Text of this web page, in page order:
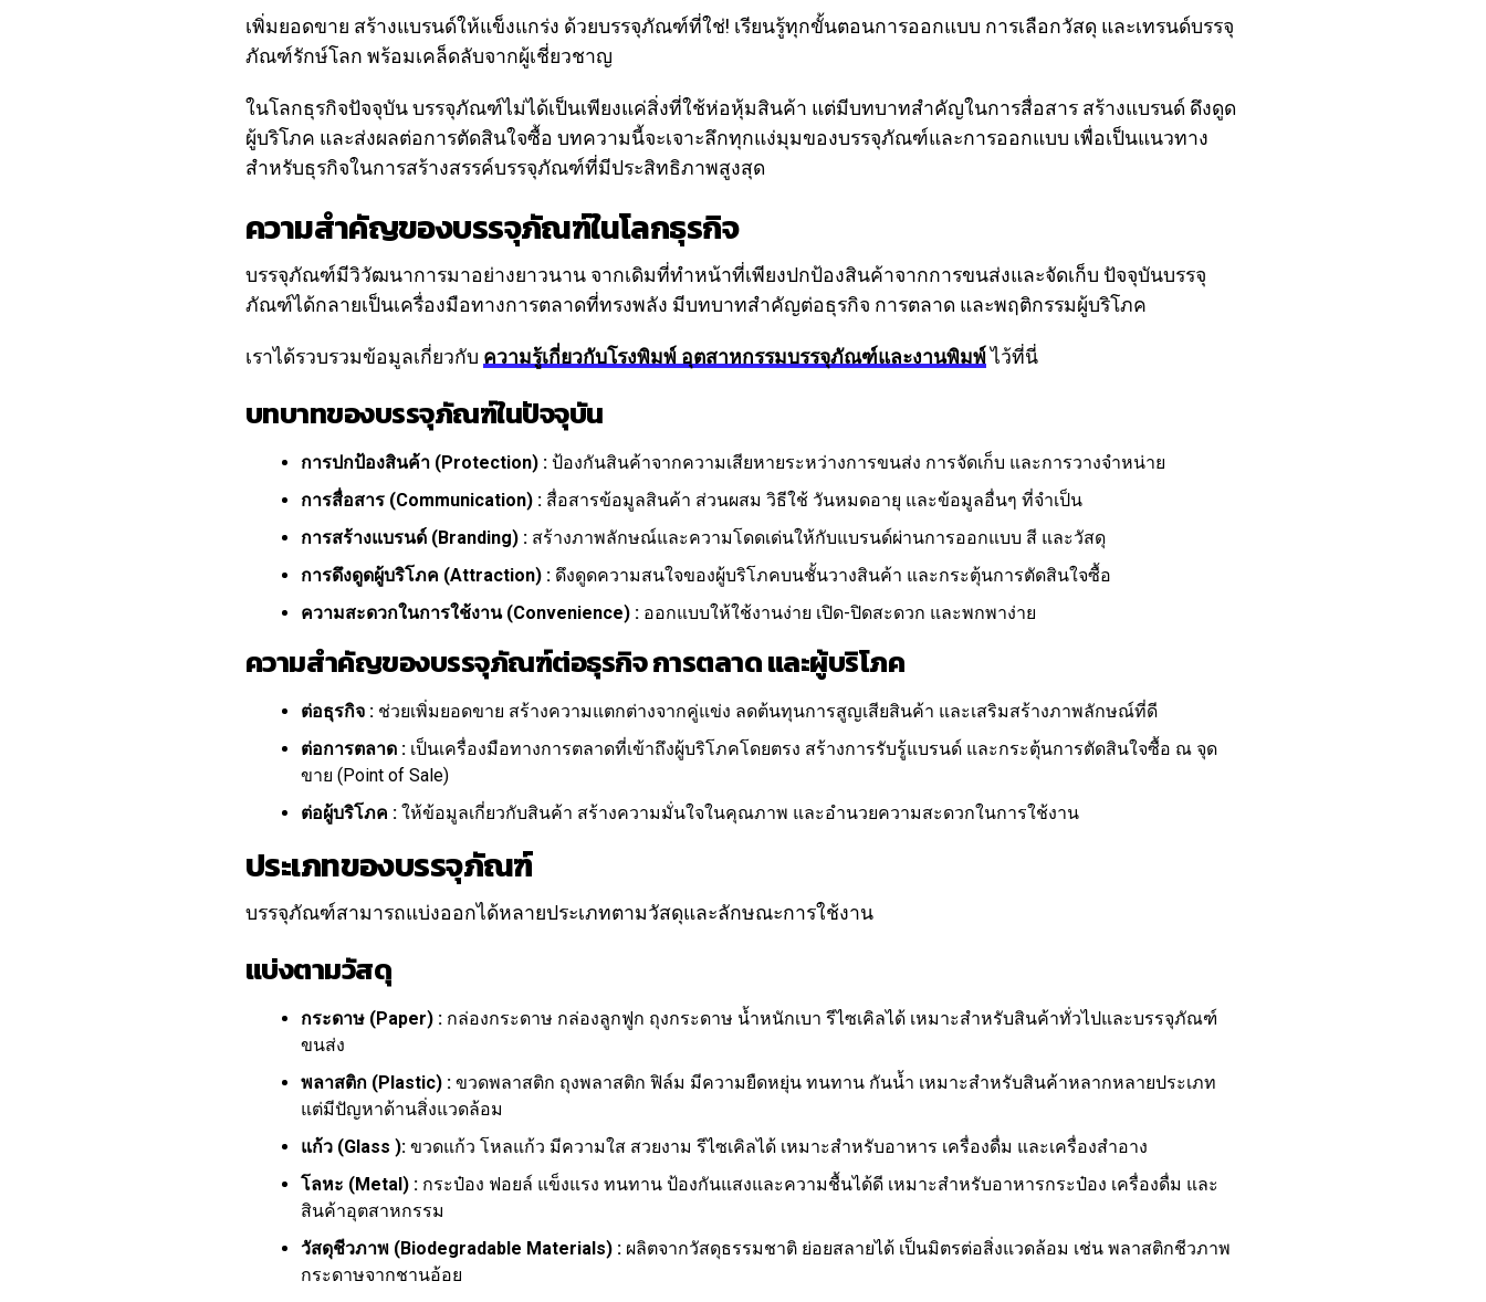
เพิ่มยอดขาย สร้างแบรนด์ให้แข็งแกร่ง ด้วยบรรจุภัณฑ์ที่ใช่! เรียนรู้ทุกขั้นตอนการออกแบบ การเลือกวัสดุ และเทรนด์บรรจุ
ภัณฑ์รักษ์โลก พร้อมเคล็ดลับจากผู้เชี่ยวชาญ
ในโลกธุรกิจปัจจุบัน บรรจุภัณฑ์ไม่ได้เป็นเพียงแค่สิ่งที่ใช้ห่อหุ้มสินค้า แต่มีบทบาทสำคัญในการสื่อสาร สร้างแบรนด์ ดึงดูด
ผู้บริโภค และส่งผลต่อการตัดสินใจซื้อ บทความนี้จะเจาะลึกทุกแง่มุมของบรรจุภัณฑ์และการออกแบบ เพื่อเป็นแนวทาง
สำหรับธุรกิจในการสร้างสรรค์บรรจุภัณฑ์ที่มีประสิทธิภาพสูงสุด
ความสำคัญของบรรจุภัณฑ์ในโลกธุรกิจ
บรรจุภัณฑ์มีวิวัฒนาการมาอย่างยาวนาน จากเดิมที่ทำหน้าที่เพียงปกป้องสินค้าจากการขนส่งและจัดเก็บ ปัจจุบันบรรจุ
ภัณฑ์ได้กลายเป็นเครื่องมือทางการตลาดที่ทรงพลัง มีบทบาทสำคัญต่อธุรกิจ การตลาด และพฤติกรรมผู้บริโภค
เราได้รวบรวมข้อมูลเกี่ยวกับ ความรู้เกี่ยวกับโรงพิมพ์ อุตสาหกรรมบรรจุภัณฑ์และงานพิมพ์ ไว้ที่นี่
บทบาทของบรรจุภัณฑ์ในปัจจุบัน
การปกป้องสินค้า (Protection) : ป้องกันสินค้าจากความเสียหายระหว่างการขนส่ง การจัดเก็บ และการวางจำหน่าย
การสื่อสาร (Communication) : สื่อสารข้อมูลสินค้า ส่วนผสม วิธีใช้ วันหมดอายุ และข้อมูลอื่นๆ ที่จำเป็น
การสร้างแบรนด์ (Branding) : สร้างภาพลักษณ์และความโดดเด่นให้กับแบรนด์ผ่านการออกแบบ สี และวัสดุ
การดึงดูดผู้บริโภค (Attraction) : ดึงดูดความสนใจของผู้บริโภคบนชั้นวางสินค้า และกระตุ้นการตัดสินใจซื้อ
ความสะดวกในการใช้งาน (Convenience) : ออกแบบให้ใช้งานง่าย เปิด-ปิดสะดวก และพกพาง่าย
ความสำคัญของบรรจุภัณฑ์ต่อธุรกิจ การตลาด และผู้บริโภค
ต่อธุรกิจ : ช่วยเพิ่มยอดขาย สร้างความแตกต่างจากคู่แข่ง ลดต้นทุนการสูญเสียสินค้า และเสริมสร้างภาพลักษณ์ที่ดี
ต่อการตลาด : เป็นเครื่องมือทางการตลาดที่เข้าถึงผู้บริโภคโดยตรง สร้างการรับรู้แบรนด์ และกระตุ้นการตัดสินใจซื้อ ณ จุด
ขาย (Point of Sale)
ต่อผู้บริโภค : ให้ข้อมูลเกี่ยวกับสินค้า สร้างความมั่นใจในคุณภาพ และอำนวยความสะดวกในการใช้งาน
ประเภทของบรรจุภัณฑ์
บรรจุภัณฑ์สามารถแบ่งออกได้หลายประเภทตามวัสดุและลักษณะการใช้งาน
แบ่งตามวัสดุ
กระดาษ (Paper) : กล่องกระดาษ กล่องลูกฟูก ถุงกระดาษ น้ำหนักเบา รีไซเคิลได้ เหมาะสำหรับสินค้าทั่วไปและบรรจุภัณฑ์
ขนส่ง
พลาสติก (Plastic) : ขวดพลาสติก ถุงพลาสติก ฟิล์ม มีความยืดหยุ่น ทนทาน กันน้ำ เหมาะสำหรับสินค้าหลากหลายประเภท
แต่มีปัญหาด้านสิ่งแวดล้อม
แก้ว (Glass ): ขวดแก้ว โหลแก้ว มีความใส สวยงาม รีไซเคิลได้ เหมาะสำหรับอาหาร เครื่องดื่ม และเครื่องสำอาง
โลหะ (Metal) : กระป๋อง ฟอยล์ แข็งแรง ทนทาน ป้องกันแสงและความชื้นได้ดี เหมาะสำหรับอาหารกระป๋อง เครื่องดื่ม และ
สินค้าอุตสาหกรรม
วัสดุชีวภาพ (Biodegradable Materials) : ผลิตจากวัสดุธรรมชาติ ย่อยสลายได้ เป็นมิตรต่อสิ่งแวดล้อม เช่น พลาสติกชีวภาพ
กระดาษจากชานอ้อย